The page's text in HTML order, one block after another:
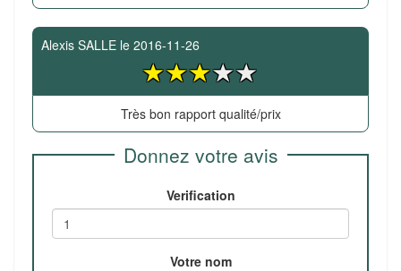
Alexis SALLE le 2016-11-26
Très bon rapport qualité/prix
Donnez votre avis
Verification
Votre nom